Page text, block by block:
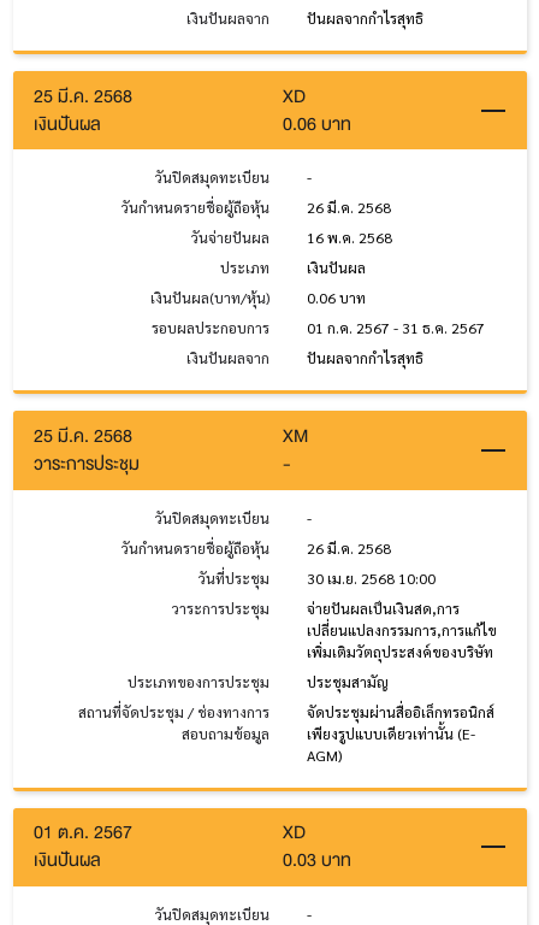
เงินปันผลจาก
ปันผลจากกำไรสุทธิ
25 มี.ค. 2568
XD
เงินปันผล
0.06 บาท
วันปิดสมุดทะเบียน
-
วันกำหนดรายชื่อผู้ถือหุ้น
26 มี.ค. 2568
วันจ่ายปันผล
16 พ.ค. 2568
ประเภท
เงินปันผล
เงินปันผล(บาท/หุ้น)
0.06 บาท
รอบผลประกอบการ
01 ก.ค. 2567 - 31 ธ.ค. 2567
เงินปันผลจาก
ปันผลจากกำไรสุทธิ
25 มี.ค. 2568
XM
วาระการประชุม
-
วันปิดสมุดทะเบียน
-
วันกำหนดรายชื่อผู้ถือหุ้น
26 มี.ค. 2568
วันที่ประชุม
30 เม.ย. 2568 10:00
วาระการประชุม
จ่ายปันผลเป็นเงินสด,การ
เปลี่ยนแปลงกรรมการ,การแก้ไข
เพิ่มเติมวัตถุประสงค์ของบริษัท
ประเภทของการประชุม
ประชุมสามัญ
สถานที่จัดประชุม / ช่องทางการ
สอบถามข้อมูล
จัดประชุมผ่านสื่ออิเล็กทรอนิกส์
เพียงรูปแบบเดียวเท่านั้น (E-
AGM)
01 ต.ค. 2567
XD
เงินปันผล
0.03 บาท
วันปิดสมุดทะเบียน
-